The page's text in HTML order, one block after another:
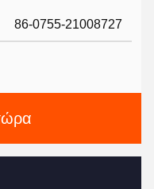
86-0755-21008727